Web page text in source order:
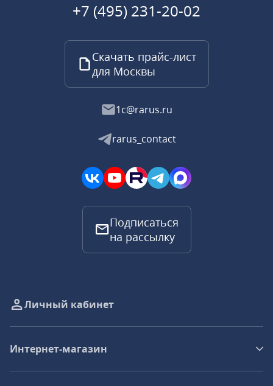
+7 (495) 231-20-02
Скачать прайс-лист
для Москвы
1c@rarus.ru
rarus_contact
Подписаться
на рассылку
Личный кабинет
Интернет-магазин